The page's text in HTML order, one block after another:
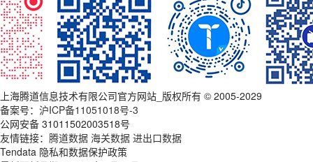
上海腾道信息技术有限公司官方网站_版权所有 © 2005-2029
备案号： 沪ICP备11051018号-3
公网安备 31011502003518号
友情链接： 腾道数据 海关数据 进出口数据
Tendata 隐私和数据保护政策